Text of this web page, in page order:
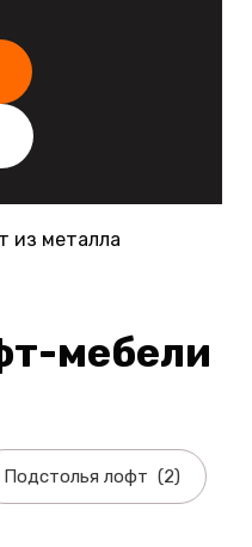
из металла
мебели
Подстолья лофт (2)